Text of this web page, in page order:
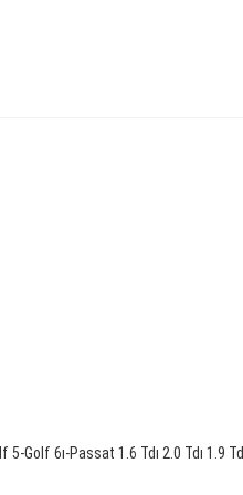
5-Golf 6ı-Passat 1.6 Tdı 2.0 Tdı 1.9